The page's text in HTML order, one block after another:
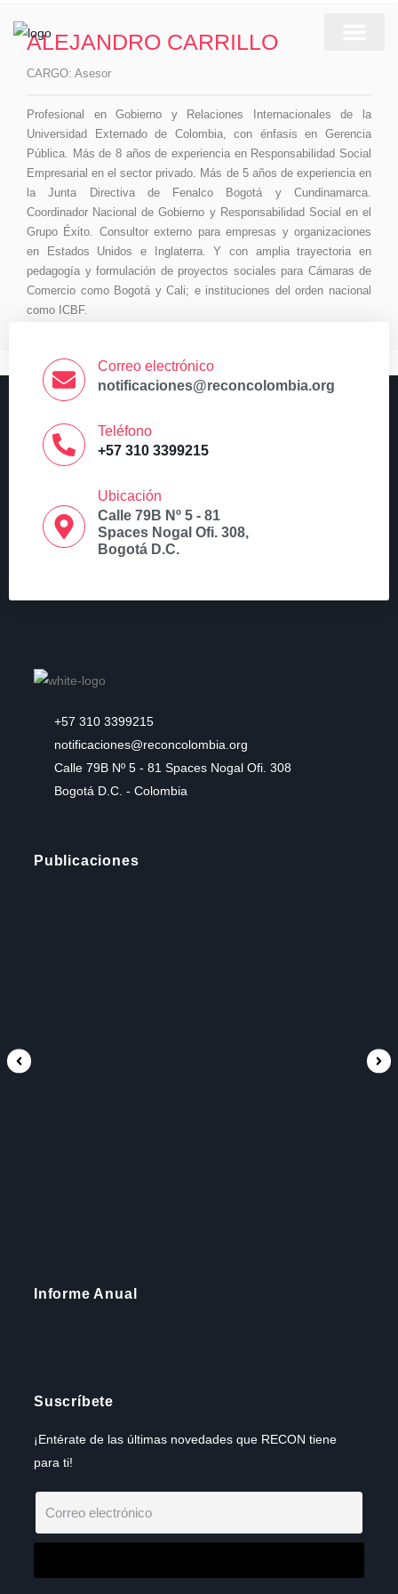
ALEJANDRO CARRILLO
CARGO: Asesor
Profesional en Gobierno y Relaciones Internacionales de la
Universidad Externado de Colombia, con énfasis en Gerencia
Pública. Más de 8 años de experiencia en Responsabilidad Social
Empresarial en el sector privado. Más de 5 años de experiencia en
la Junta Directiva de Fenalco Bogotá y Cundinamarca.
Coordinador Nacional de Gobierno y Responsabilidad Social en el
Grupo Éxito. Consultor externo para empresas y organizaciones
en Estados Unidos e Inglaterra. Y con amplia trayectoria en
pedagogía y formulación de proyectos sociales para Cámaras de
Comercio como Bogotá y Cali; e instituciones del orden nacional
como ICBF.
Correo electrónico
notificaciones@reconcolombia.org
Teléfono
+57 310 3399215
Ubicación
Calle 79B Nº 5 - 81
Spaces Nogal Ofi. 308,
Bogotá D.C.
+57 310 3399215
notificaciones@reconcolombia.org
Calle 79B Nº 5 - 81 Spaces Nogal Ofi. 308
Bogotá D.C. - Colombia
Publicaciones
Informe Anual
Suscríbete
¡Entérate de las últimas novedades que RECON tiene
para ti!